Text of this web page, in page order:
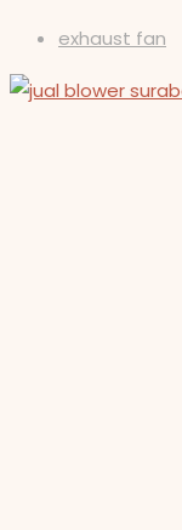
exhaust fan